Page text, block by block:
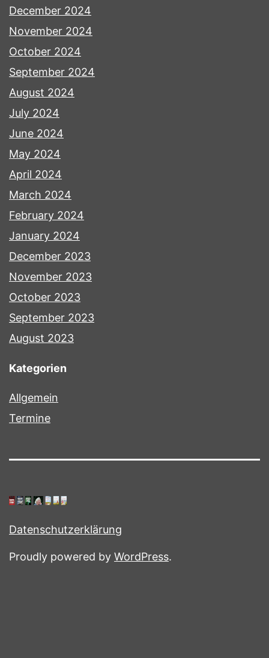
December 2024
November 2024
October 2024
September 2024
August 2024
July 2024
June 2024
May 2024
April 2024
March 2024
February 2024
January 2024
December 2023
November 2023
October 2023
September 2023
August 2023
Kategorien
Allgemein
Termine
Datenschutzerklärung
Proudly powered by WordPress.